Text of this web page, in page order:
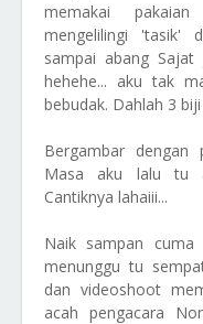
memakai
mengelilingi 'tasik'
sampai abang
hehehe... aku tak
bebudak. Dahlah 3
Bergambar dengan
Masa aku lalu tu
Cantiknya lahaiii...
Naik sampan
menunggu tu
dan videoshoot
acah pengacara